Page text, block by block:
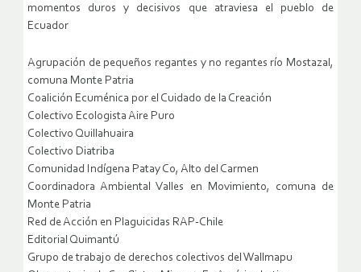
momentos duros y decisivos que atraviesa el pueblo de
Ecuador
Agrupación de pequeños regantes y no regantes río Mostazal,
comuna Monte Patria
Coalición Ecuménica por el Cuidado de la Creación
Colectivo Ecologista Aire Puro
Colectivo Quillahuaira
Colectivo Diatriba
Comunidad Indígena Patay Co, Alto del Carmen
Coordinadora Ambiental Valles en Movimiento, comuna de
Monte Patria
Red de Acción en Plaguicidas RAP-Chile
Editorial Quimantú
Grupo de trabajo de derechos colectivos del Wallmapu